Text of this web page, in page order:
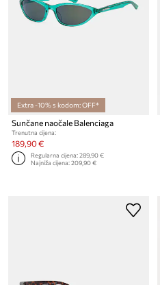
Extra -10% s kodom: OFF*
Sunčane naočale Balenciaga
Trenutna cijena:
189,90 €
Regularna cijena:289,90 €
Najniža cijena:209,90 €